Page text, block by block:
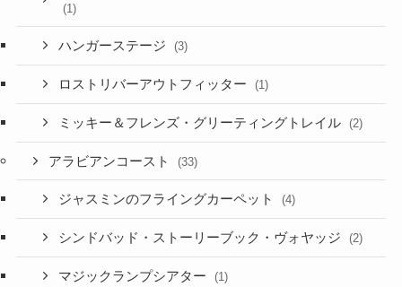
(1)
ハンガーステージ (3)
ロストリバーアウトフィッター (1)
ミッキー＆フレンズ・グリーティングトレイル (2)
アラビアンコースト (33)
ジャスミンのフライングカーペット (4)
シンドバッド・ストーリーブック・ヴォヤッジ (2)
マジックランプシアター (1)